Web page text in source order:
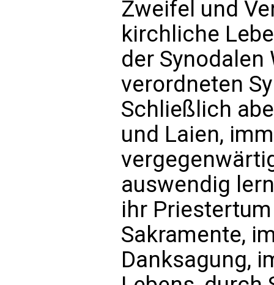
Zweifel und
kirchliche
der
verordneten
Schließlich
und Laien,
auswendig
ihr
Sakramente,
Danksagung,